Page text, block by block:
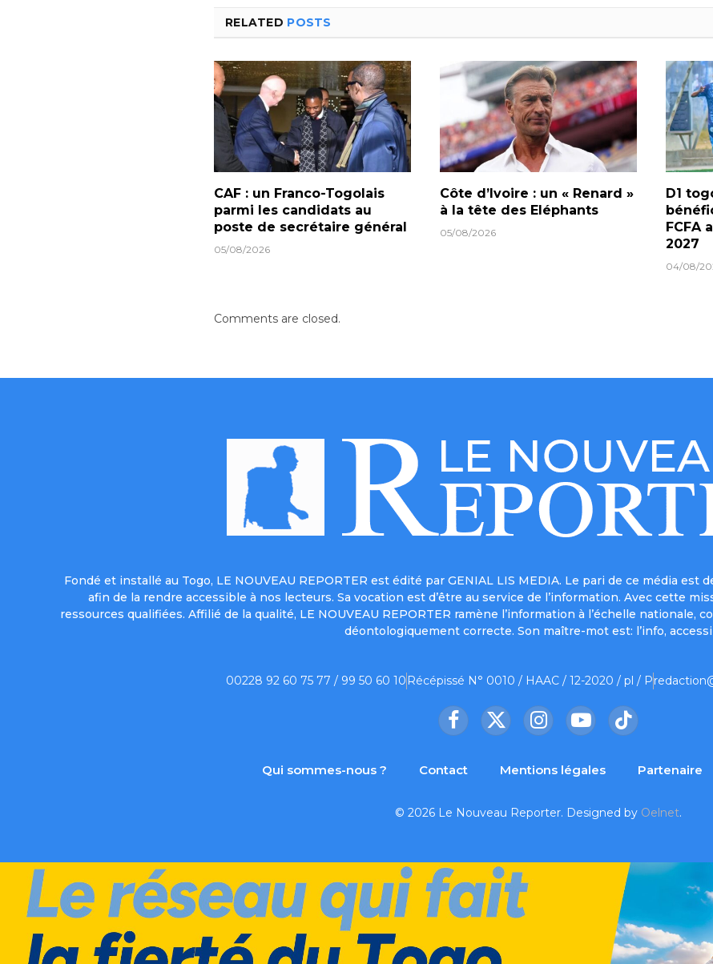
RELATED POSTS
CAF : un Franco-Togolais
parmi les candidats au
poste de secrétaire général
05/08/2026
Côte d’Ivoire : un « Renard »
à la tête des Eléphants
05/08/2026
D1
FCFA
2027
04/08/
Comments are closed.
Fondé et installé au Togo, LE NOUVEAU REPORTER est édité par GENIAL LIS MEDIA. Le pari de ce média
afin de la rendre accessible à nos lecteurs. Sa vocation est d’être au service de l’information. Avec cette
ressources qualifiées. Affilié de la qualité, LE NOUVEAU REPORTER ramène l’information à l’échelle
déontologiquement correcte. Son maître-mot est: l’info,
00228 92 60 75 77 / 99 50 60 10 Récépissé N° 0010 / HAAC / 12-2020 / pl / P
Facebook
X
InstagramYouTubeTikTok
Qui sommes-nous ? Contact Mentions légales Partenaire
© 2026 Le Nouveau Reporter. Designed by Oelnet.